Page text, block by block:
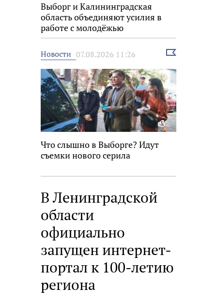
Выборг и Калининградская
область объединяют усилия в
работе с молодёжью
Новости 07.08.2026 11:26
Выбрать
Что слышно в Выборге? Идут
съемки нового серила
В Ленинградской
области
официально
запущен интернет-
портал к 100-летию
региона